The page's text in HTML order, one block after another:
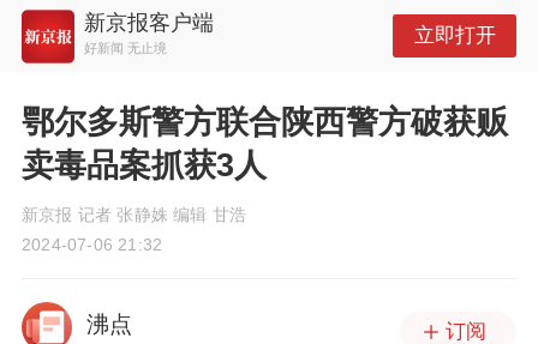
新京报客户端
好新闻 无止境
立即打开
鄂尔多斯警方联合陕西警方破获贩
卖毒品案抓获3人
新京报 记者 张静姝 编辑 甘浩
2024-07-06 21:32
沸点 订阅